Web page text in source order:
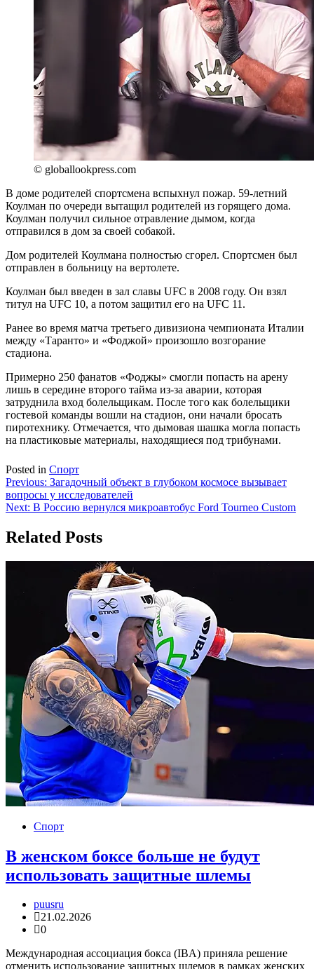
© globallookpress.com
В доме родителей спортсмена вспыхнул пожар. 59-летний
Коулман по очереди вытащил родителей из горящего дома.
Коулман получил сильное отравление дымом, когда
отправился в дом за своей собакой.
Дом родителей Коулмана полностью сгорел. Спортсмен был
отправлен в больницу на вертолете.
Коулман был введен в зал славы UFC в 2008 году. Он взял
титул на UFC 10, а потом защитил его на UFC 11.
Ранее во время матча третьего дивизиона чемпионата Италии
между «Таранто» и «Фоджой» произошло возгорание
стадиона.
Примерно 250 фанатов «Фоджы» смогли попасть на арену
лишь в середине второго тайма из-за аварии, которая
затруднила вход болельщикам. После того как болельщики
гостевой команды вошли на стадион, они начали бросать
пиротехнику. Отмечается, что дымовая шашка могла попасть
на пластиковые материалы, находящиеся под трибунами.
Posted in Спорт
Навигация
по
Previous: Загадочный объект в глубоком космосе вызывает
вопросы у исследователей
Next: В Россию вернулся микроавтобус Ford Tourneo Custom
Related Posts
Спорт
В женском боксе больше не будут
использовать защитные шлемы
puusru
21.02.2026
0
Международная ассоциация бокса (IBA) приняла решение
отменить использование защитных шлемов в рамках женских